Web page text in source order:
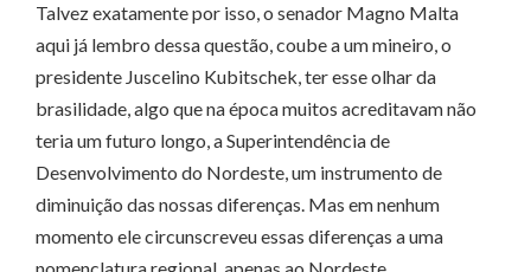
Talvez exatamente por isso, o senador Magno Malta
aqui já lembro dessa questão, coube a um mineiro, o
presidente Juscelino Kubitschek, ter esse olhar da
brasilidade, algo que na época muitos acreditavam não
teria um futuro longo, a Superintendência de
Desenvolvimento do Nordeste, um instrumento de
diminuição das nossas diferenças. Mas em nenhum
momento ele circunscreveu essas diferenças a uma